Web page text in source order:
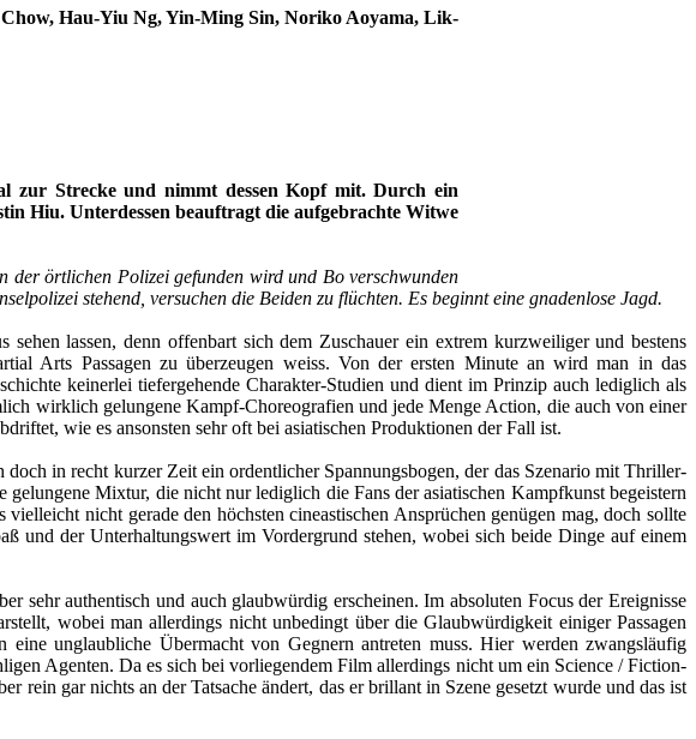
Hau-Yiu Ng, Yin-Ming Sin, Noriko Aoyama, Lik-
zur Strecke und nimmt dessen Kopf mit. Durch ein
Hiu. Unterdessen beauftragt die aufgebrachte Witwe
der örtlichen Polizei gefunden wird und Bo verschwunden
stehend, versuchen die Beiden zu flüchten. Es beginnt eine gnadenlose Jagd.
lassen, denn offenbart sich dem Zuschauer ein extrem kurzweiliger und bestens
Arts Passagen zu überzeugen weiss. Von der ersten Minute an wird man in das
keinerlei tiefergehende Charakter-Studien und dient im Prinzip auch lediglich als
wirklich gelungene Kampf-Choreografien und jede Menge Action, die auch von einer
wie es ansonsten sehr oft bei asiatischen Produktionen der Fall ist.
in recht kurzer Zeit ein ordentlicher Spannungsbogen, der das Szenario mit Thriller-
Mixtur, die nicht nur lediglich die Fans der asiatischen Kampfkunst begeistern
nicht gerade den höchsten cineastischen Ansprüchen genügen mag, doch sollte
und der Unterhaltungswert im Vordergrund stehen, wobei sich beide Dinge auf einem
sehr authentisch und auch glaubwürdig erscheinen. Im absoluten Focus der Ereignisse
wobei man allerdings nicht unbedingt über die Glaubwürdigkeit einiger Passagen
unglaubliche Übermacht von Gegnern antreten muss. Hier werden zwangsläufig
Agenten. Da es sich bei vorliegendem Film allerdings nicht um ein Science / Fiction-
rein gar nichts an der Tatsache ändert, das er brillant in Szene gesetzt wurde und das ist